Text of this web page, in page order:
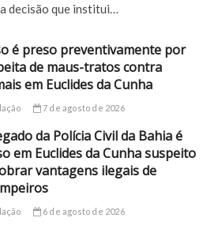
decisão que institui…
é preso preventivamente por
de maus-tratos contra
em Euclides da Cunha
7 de agosto de 2026
da Polícia Civil da Bahia é
em Euclides da Cunha suspeito
vantagens ilegais de
6 de agosto de 2026